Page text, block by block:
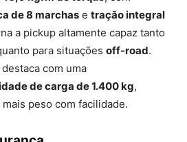
de 8 marchas e tração integral
a pickup altamente capaz tanto
para situações off-road.
com uma
de carga de 1.400 kg,
peso com facilidade.